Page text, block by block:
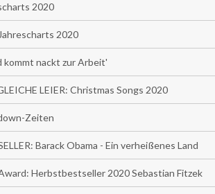
2020
2020
kommt nackt zur Arbeit'
LEIER: Christmas Songs 2020
Zeiten
Barack Obama - Ein verheißenes Land
Herbstbestseller 2020 Sebastian Fitzek